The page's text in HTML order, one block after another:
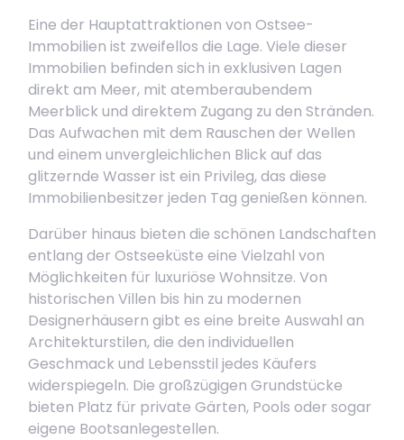
Eine der Hauptattraktionen von Ostsee-
Immobilien ist zweifellos die Lage. Viele dieser
Immobilien befinden sich in exklusiven Lagen
direkt am Meer, mit atemberaubendem
Meerblick und direktem Zugang zu den Stränden.
Das Aufwachen mit dem Rauschen der Wellen
und einem unvergleichlichen Blick auf das
glitzernde Wasser ist ein Privileg, das diese
Immobilienbesitzer jeden Tag genießen können.
Darüber hinaus bieten die schönen Landschaften
entlang der Ostseeküste eine Vielzahl von
Möglichkeiten für luxuriöse Wohnsitze. Von
historischen Villen bis hin zu modernen
Designerhäusern gibt es eine breite Auswahl an
Architekturstilen, die den individuellen
Geschmack und Lebensstil jedes Käufers
widerspiegeln. Die großzügigen Grundstücke
bieten Platz für private Gärten, Pools oder sogar
eigene Bootsanlegestellen.